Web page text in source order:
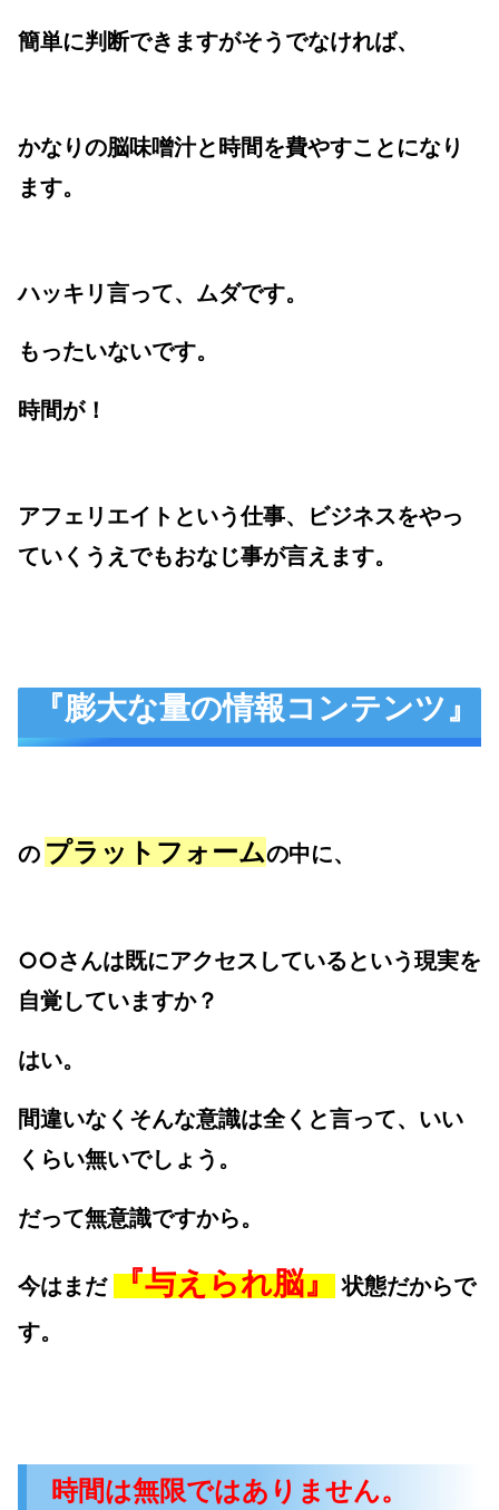
簡単に判断できますがそうでなければ、
かなりの脳味噌汁と時間を費やすことになり
ます。
ハッキリ言って、ムダです。
もったいないです。
時間が！
アフェリエイトという仕事、ビジネスをやっ
ていくうえでもおなじ事が言えます。
『膨大な量の情報コンテンツ』
の プラットフォームの中に、
○○さんは既にアクセスしているという現実を
自覚していますか？
はい。
間違いなくそんな意識は全くと言って、いい
くらい無いでしょう。
だって無意識ですから。
今はまだ 『与えられ脳』 状態だからで
す。
時間は無限ではありません。